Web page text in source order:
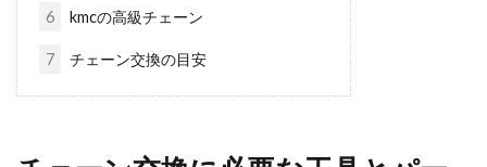
みなさんの自転車、荷台はついていますか？マ
マチャリなどの一般的な街乗り自転車には標準
装備されてい...
自転車チェーンは劣化が避けられな
6 kmcの高級チェーン
7 チェーン交換の目安